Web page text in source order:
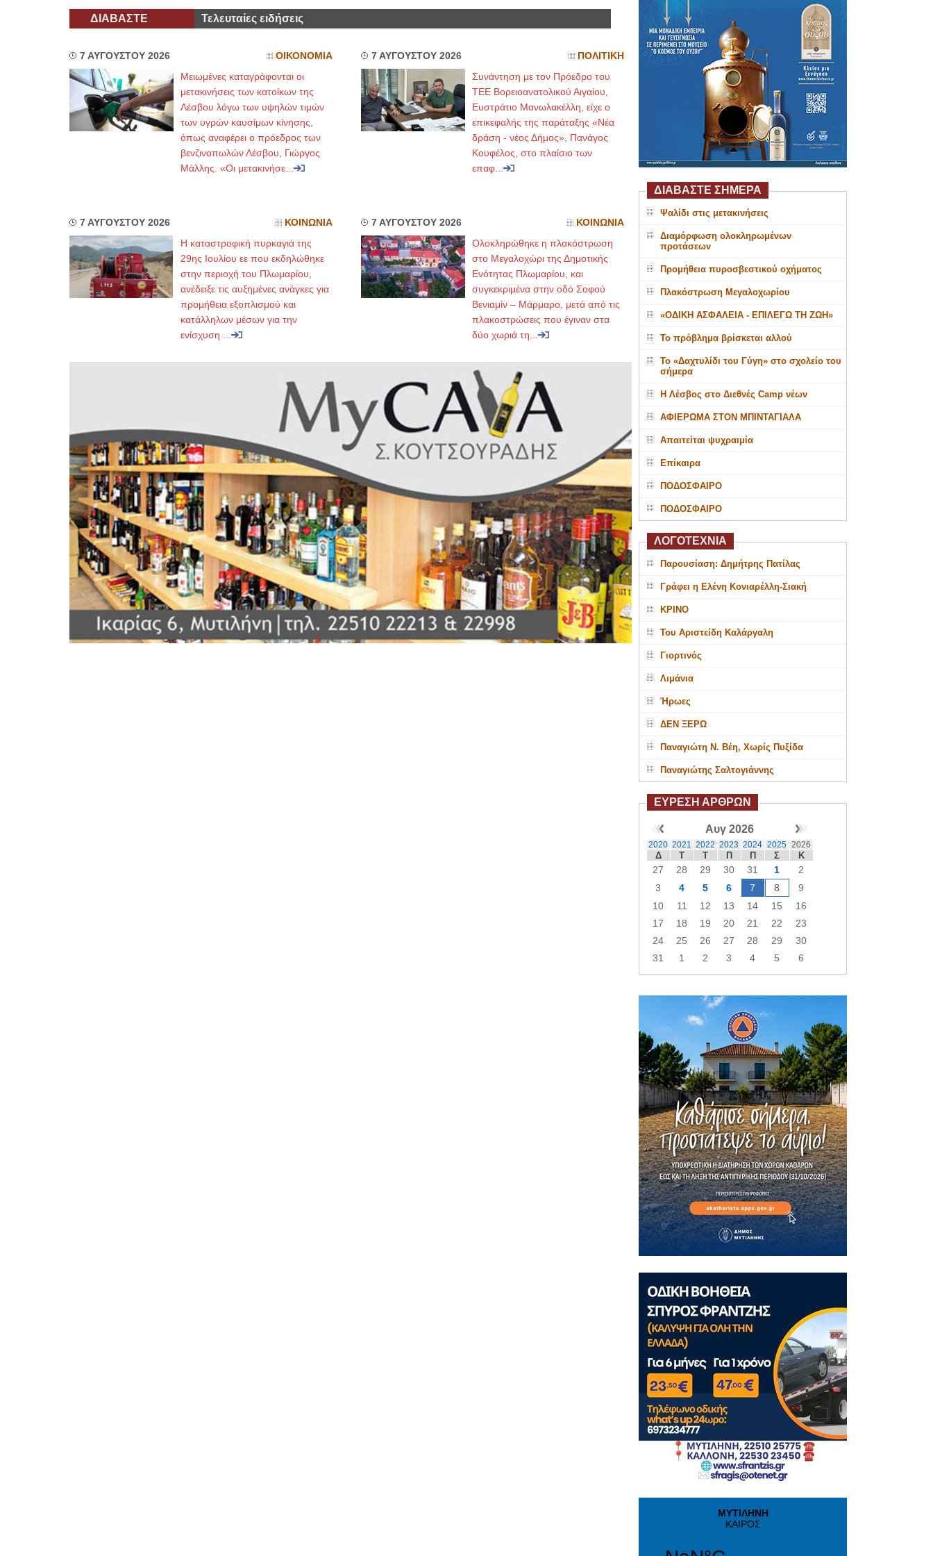
ΔΙΑΒΑΣΤΕ Τελευταίες ειδήσεις
7 ΑΥΓΟΥΣΤΟΥ 2026 ΟΙΚΟΝΟΜΙΑ
Μειωμένες καταγράφονται οι
μετακινήσεις των κατοίκων της
Λέσβου λόγω των υψηλών τιμών
των υγρών καυσίμων κίνησης,
όπως αναφέρει ο πρόεδρος των
βενζινοπωλών Λέσβου, Γιώργος
Μάλλης. «Οι μετακινήσε...
7 ΑΥΓΟΥΣΤΟΥ 2026 ΠΟΛΙΤΙΚΗ
Συνάντηση με τον Πρόεδρο του
ΤΕΕ Βορειοανατολικού Αιγαίου,
Ευστράτιο Μανωλακέλλη, είχε ο
επικεφαλής της παράταξης «Νέα
δράση - νέος Δήμος», Πανάγος
Κουφέλος, στο πλαίσιο των
επαφ...
7 ΑΥΓΟΥΣΤΟΥ 2026 ΚΟΙΝΩΝΙΑ
Η καταστροφική πυρκαγιά της
29ης Ιουλίου εε που εκδηλώθηκε
στην περιοχή του Πλωμαρίου,
ανέδειξε τις αυξημένες ανάγκες για
προμήθεια εξοπλισμού και
κατάλληλων μέσων για την
ενίσχυση ...
7 ΑΥΓΟΥΣΤΟΥ 2026 ΚΟΙΝΩΝΙΑ
Ολοκληρώθηκε η πλακόστρωση
στο Μεγαλοχώρι της Δημοτικής
Ενότητας Πλωμαρίου, και
συγκεκριμένα στην οδό Σοφού
Βενιαμίν – Μάρμαρο, μετά από τις
πλακοστρώσεις που έγιναν στα
δύο χωριά τη...
ΔΙΑΒΑΣΤΕ ΣΗΜΕΡΑ
Ψαλίδι στις μετακινήσεις
Διαμόρφωση ολοκληρωμένων
προτάσεων
Προμήθεια πυροσβεστικού οχήματος
Πλακόστρωση Μεγαλοχωρίου
«ΟΔΙΚΗ ΑΣΦΑΛΕΙΑ - ΕΠΙΛΕΓΩ ΤΗ ΖΩΗ»
Το πρόβλημα βρίσκεται αλλού
Το «Δαχτυλίδι του Γύγη» στο σχολείο του
σήμερα
Η Λέσβος στο Διεθνές Camp νέων
ΑΦΙΕΡΩΜΑ ΣΤΟΝ ΜΠΙΝΤΑΓΙΑΛΑ
Απαιτείται ψυχραιμία
Επίκαιρα
ΠΟΔΟΣΦΑΙΡΟ
ΠΟΔΟΣΦΑΙΡΟ
ΛΟΓΟΤΕΧΝΙΑ
Παρουσίαση: Δημήτρης Πατίλας
Γράφει η Ελένη Κονιαρέλλη-Σιακή
ΚΡΙΝΟ
Του Αριστείδη Καλάργαλη
Γιορτινός
Λιμάνια
Ήρωες
ΔΕΝ ΞΕΡΩ
Παναγιώτη Ν. Βέη, Χωρίς Πυξίδα
Παναγιώτης Σαλτογιάννης
ΕΥΡΕΣΗ ΑΡΘΡΩΝ
Αυγ 2026
2020 2021 2022 2023 2024 2025 2026
Δ Τ Τ Π Π Σ Κ
27 28 29 30 31 1
2
3
4 5 6 7 8
9
10
11 12 13 14 15
16
17
18 19 20 21 22
23
24
25 26 27 28 29
30
31
1 2 3 4 5 6